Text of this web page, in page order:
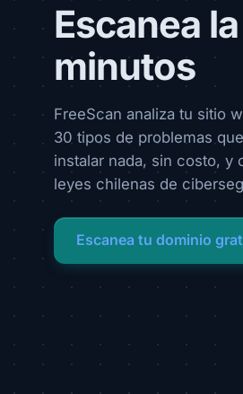
Escanea
minutos
FreeScan analiza tu sitio
30 tipos de problemas
instalar nada, sin costo, y
leyes chilenas de
Escanea tu dominio